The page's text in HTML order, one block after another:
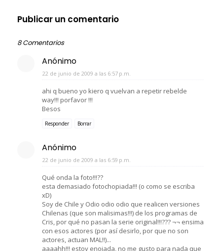
Publicar un comentario
8 Comentarios
Anónimo
22 de junio de 2009 a las 6:57 p.m.
ahi q bueno yo kiero q vuelvan a repetir rebelde
way!!! porfavor !!!
Besos
Responder Borrar
Anónimo
22 de junio de 2009 a las 6:59 p.m.
Qué onda la foto!!!??
esta demasiado fotochopiada!!! (o como se escriba
xD)
Soy de Chile y Odio odio odio que realicen versiones
Chilenas (que son malisimas!!!) de los programas de
Cris, por qué no pasan la serie original!!!??? ¬¬ ensima
con esos actores (por así desirlo, por que no son
actores, actuan MAL!!)...
aaaahh!!! estoy enojada, no me gusto para nada que